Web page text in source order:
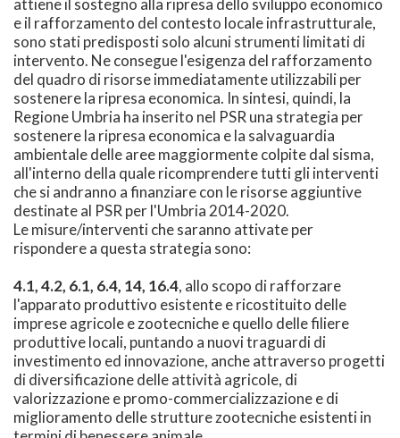
e il rafforzamento del contesto locale infrastrutturale,
sono stati predisposti solo alcuni strumenti limitati di
intervento. Ne consegue l'esigenza del rafforzamento
del quadro di risorse immediatamente utilizzabili per
sostenere la ripresa economica. In sintesi, quindi, la
Regione Umbria ha inserito nel PSR una strategia per
sostenere la ripresa economica e la salvaguardia
ambientale delle aree maggiormente colpite dal sisma,
all'interno della quale ricomprendere tutti gli interventi
che si andranno a finanziare con le risorse aggiuntive
destinate al PSR per l'Umbria 2014-2020.
Le misure/interventi che saranno attivate per
rispondere a questa strategia sono:
4.1, 4.2, 6.1, 6.4, 14, 16.4, allo scopo di rafforzare
l'apparato produttivo esistente e ricostituito delle
imprese agricole e zootecniche e quello delle filiere
produttive locali, puntando a nuovi traguardi di
investimento ed innovazione, anche attraverso progetti
di diversificazione delle attività agricole, di
valorizzazione e promo-commercializzazione e di
miglioramento delle strutture zootecniche esistenti in